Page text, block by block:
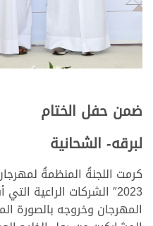
ضمن حفل الختام
لبرقه- الشحانية
كرمت اللجنةُ المنظمةُ
2023″ الشركات الراعية
المهرجان وخروجه بالصورة